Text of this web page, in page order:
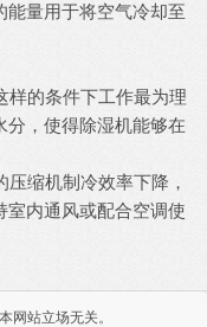
能量用于将空气冷却至
的条件下工作最为理
分，使得除湿机能够在
缩机制冷效率下降，
室内通风或配合空调使
网站立场无关。